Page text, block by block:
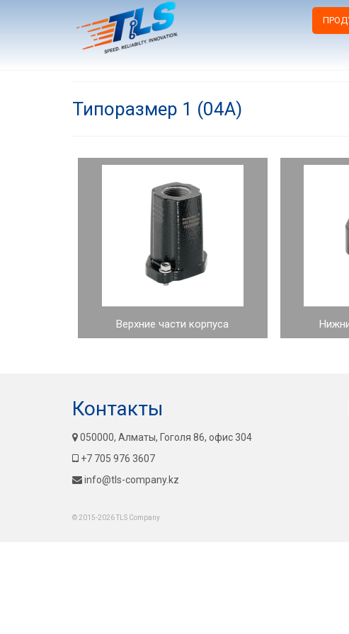
Типоразмер 1 (04A)
Верхние части корпуса
Контакты
050000, Алматы, Гоголя 86, офис 304
+7 705 976 3607
info@tls-company.kz
© 2015-2026 TLS Company